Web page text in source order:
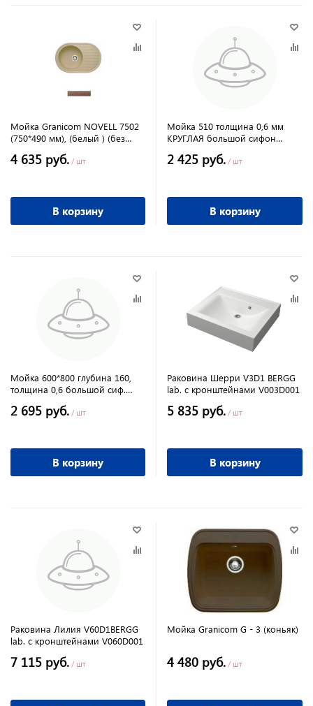
Мойка Granicom NOVELL 7502
(750*490 мм), (белый ) (без
4 635 руб. / шт
В корзину
Мойка 510 толщина 0,6 мм
КРУГЛАЯ большой сифон
2 425 руб. / шт
В корзину
Мойка 600*800 глубина 160,
толщина 0,6 большой сиф.
2 695 руб. / шт
В корзину
Раковина Шерри V3D1 BERGG
lab. с кронштейнами V003D001
5 835 руб. / шт
В корзину
Раковина Лилия V60D1BERGG
lab. с кронштейнами V060D001
7 115 руб. / шт
Мойка Granicom G - 3 (коньяк)
4 480 руб. / шт